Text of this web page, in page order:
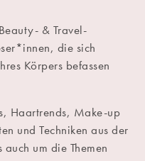
& Travel-
die sich
Körpers befassen
Haartrends, Make-up
und Techniken aus der
um die Themen